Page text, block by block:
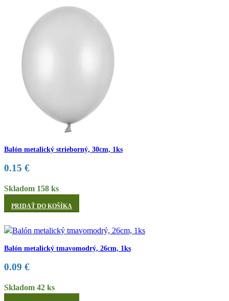
Balón metalický strieborný, 30cm, 1ks
0.15 €
Skladom 158 ks
PRIDAŤ DO KOŠÍKA
Balón metalický tmavomodrý, 26cm, 1ks
0.09 €
Skladom 42 ks